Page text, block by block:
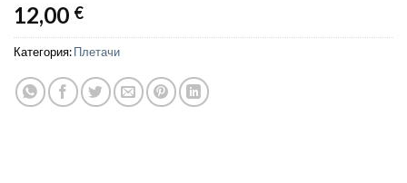
12,00 €
Категория:Плетачи